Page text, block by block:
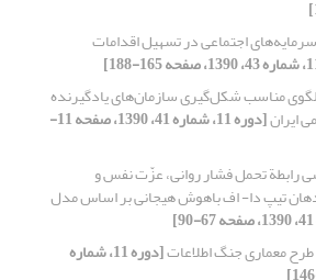
اجتماعی در تسهیل اقدامات
مناسب شکل‌گیری سازمان‌های یاد‌گیرنده
ایران [دوره 11، شماره 41، 1390، صفحه 11-
رابطة تحمل فشار روانی، عزّت نفس و
تیپ دا- اف با‌هوش هیجانی بر اساس مدل
طرح معماری جنگ اطلاعات [دوره 11، شماره